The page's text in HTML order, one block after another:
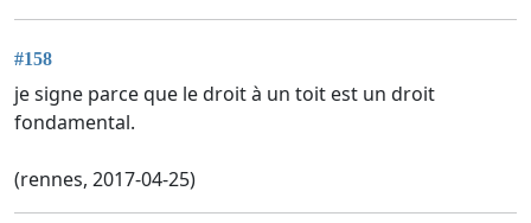
#158
je signe parce que le droit à un toit est un droit
fondamental.
(rennes, 2017-04-25)